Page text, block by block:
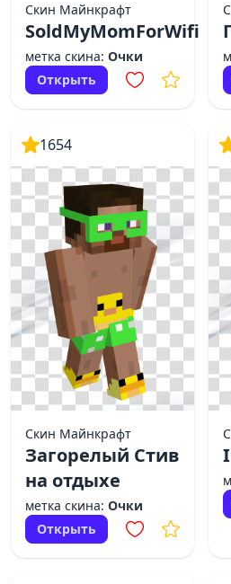
Скин Майнкрафт
SoldMyMomForWifi
метка скина: Очки
Открыть
1654
Скин Майнкрафт
Загорелый Стив
на отдыхе
метка скина: Очки
Открыть